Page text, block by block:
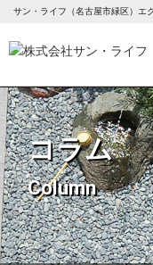
サン・ライフ（名古屋市緑区）エ
コラム
Column